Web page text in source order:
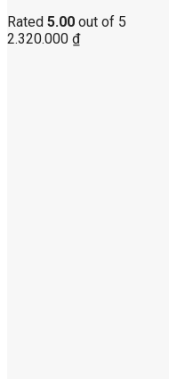
Rated 5.00 out of 5
2.320.000 ₫